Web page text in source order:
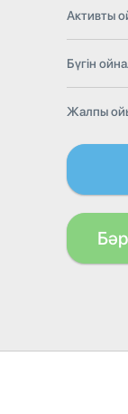
Активты
Бүгін
Жалпы